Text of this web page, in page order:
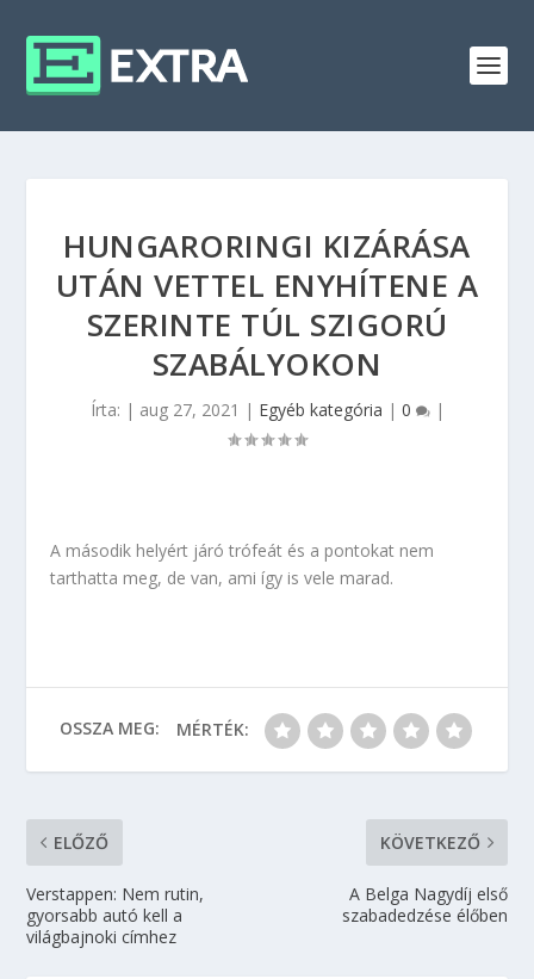
HUNGARORINGI KIZÁRÁSA
UTÁN VETTEL ENYHÍTENE A
SZERINTE TÚL SZIGORÚ
SZABÁLYOKON
Írta: | aug 27, 2021 | Egyéb kategória | 0 |
A második helyért járó trófeát és a pontokat nem
tarthatta meg, de van, ami így is vele marad.
OSSZA MEG: MÉRTÉK:
ELŐZŐ
Verstappen: Nem rutin,
gyorsabb autó kell a
világbajnoki címhez
KÖVETKEZŐ
A Belga Nagydíj első
szabadedzése élőben